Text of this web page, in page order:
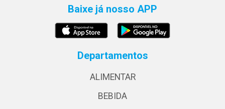
Baixe já nosso APP
Departamentos
ALIMENTAR
BEBIDA